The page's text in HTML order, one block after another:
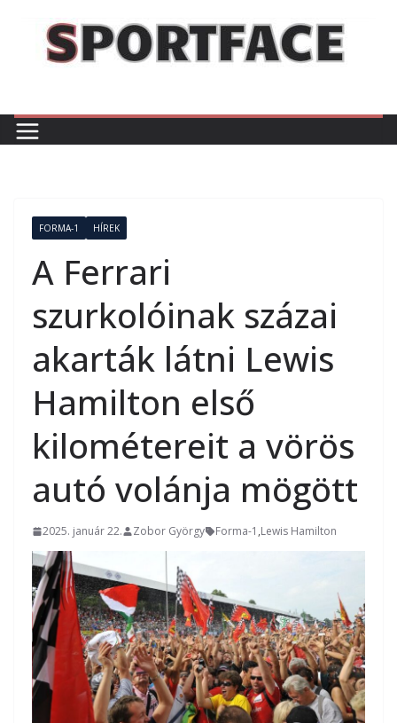
content
FORMA-1 HÍREK
A Ferrari
szurkolóinak százai
akarták látni Lewis
Hamilton első
kilométereit a vörös
autó volánja mögött
2025. január 22. Zobor György Forma-1 ,Lewis Hamilton